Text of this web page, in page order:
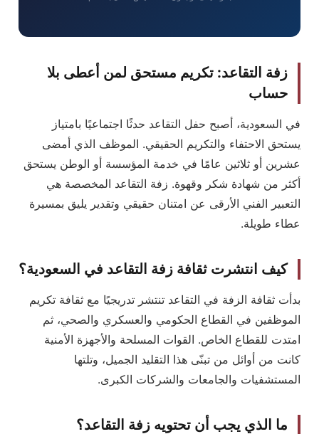
زفة التقاعد: تكريم مستحق لمن أعطى بلا
حساب
في السعودية، أصبح حفل التقاعد حدثًا اجتماعيًا بامتياز
يستحق الاحتفاء والتكريم الحقيقي. الموظف الذي أمضى
عشرين أو ثلاثين عامًا في خدمة المؤسسة أو الوطن يستحق
أكثر من شهادة شكر وقهوة. زفة التقاعد المخصصة هي
التعبير الفني الأرقى عن امتنان حقيقي وتقدير يليق بمسيرة
عطاء طويلة.
كيف انتشرت ثقافة زفة التقاعد في السعودية؟
بدأت ثقافة الزفة في التقاعد تنتشر تدريجيًا مع ثقافة تكريم
الموظفين في القطاع الحكومي والعسكري والصحي، ثم
امتدت للقطاع الخاص. القوات المسلحة والأجهزة الأمنية
كانت من أوائل من تبنّى هذا التقليد الجميل، وتلتها
المستشفيات والجامعات والشركات الكبرى.
ما الذي يجب أن تحتويه زفة التقاعد؟